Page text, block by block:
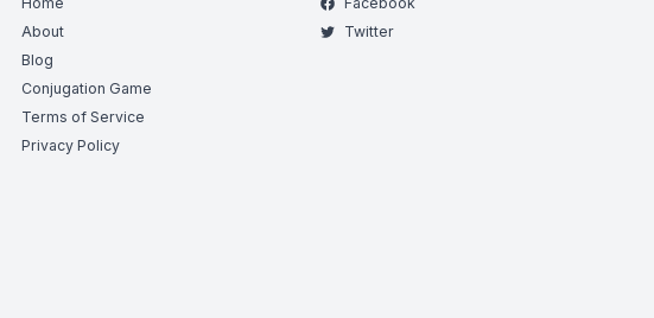
About
Blog
Conjugation Game
Terms of Service
Privacy Policy
Twitter